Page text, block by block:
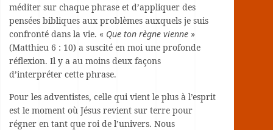
méditer sur chaque phrase et d’appliquer des
pensées bibliques aux problèmes auxquels je suis
confronté dans la vie. « Que ton règne vienne »
(Matthieu 6 : 10) a suscité en moi une profonde
réflexion. Il y a au moins deux façons
d’interpréter cette phrase.
Pour les adventistes, celle qui vient le plus à l’esprit
est le moment où Jésus revient sur terre pour
régner en tant que roi de l’univers. Nous